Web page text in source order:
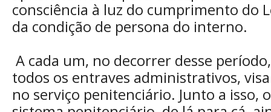
consciência à luz do cumprimento do
da condição de persona do interno.
A cada um, no decorrer desse
todos os entraves administrativos,
no serviço penitenciário. Junto a isso,